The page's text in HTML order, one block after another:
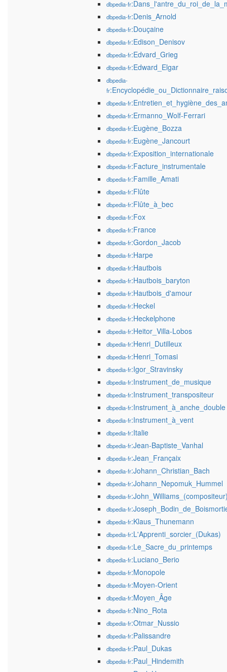
dbpedia-fr
dbpedia-fr:Denis_Arnold
dbpedia-fr:Douçaine
dbpedia-fr:Edison_Denisov
dbpedia-fr:Edvard_Grieg
dbpedia-fr:Edward_Elgar
dbpedia-
fr
dbpedia-fr
dbpedia-fr:Ermanno_Wolf-Ferrari
dbpedia-fr:Eugène_Bozza
dbpedia-fr:Eugène_Jancourt
dbpedia-fr:Exposition_internationale
dbpedia-fr:Facture_instrumentale
dbpedia-fr:Famille_Amati
dbpedia-fr:Flûte
dbpedia-fr:Flûte_à_bec
dbpedia-fr:Fox
dbpedia-fr:France
dbpedia-fr:Gordon_Jacob
dbpedia-fr:Harpe
dbpedia-fr:Hautbois
dbpedia-fr:Hautbois_baryton
dbpedia-fr:Hautbois_d'amour
dbpedia-fr:Heckel
dbpedia-fr:Heckelphone
dbpedia-fr:Heitor_Villa-Lobos
dbpedia-fr:Henri_Dutilleux
dbpedia-fr:Henri_Tomasi
dbpedia-fr:Igor_Stravinsky
dbpedia-fr:Instrument_de_musique
dbpedia-fr:Instrument_transpositeur
dbpedia-fr:Instrument_à_anche_double
dbpedia-fr:Instrument_à_vent
dbpedia-fr:Italie
dbpedia-fr:Jean-Baptiste_Vanhal
dbpedia-fr:Jean_Françaix
dbpedia-fr:Johann_Christian_Bach
dbpedia-fr:Johann_Nepomuk_Hummel
dbpedia-fr
dbpedia-fr
dbpedia-fr:Klaus_Thunemann
dbpedia-fr:L'Apprenti_sorcier_(Dukas)
dbpedia-fr:Le_Sacre_du_printemps
dbpedia-fr:Luciano_Berio
dbpedia-fr:Monopole
dbpedia-fr:Moyen-Orient
dbpedia-fr:Moyen_Âge
dbpedia-fr:Nino_Rota
dbpedia-fr:Otmar_Nussio
dbpedia-fr:Palissandre
dbpedia-fr:Paul_Dukas
dbpedia-fr:Paul_Hindemith